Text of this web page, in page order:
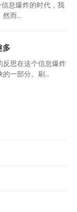
息爆炸的时代，我
而...
多
思在这个信息爆炸
一部分。刷...